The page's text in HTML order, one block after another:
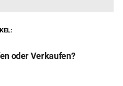
oder Verkaufen?